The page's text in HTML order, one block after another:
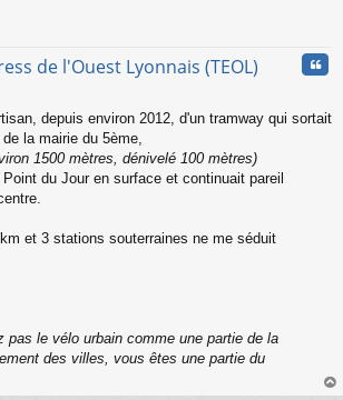
de l'Ouest Lyonnais (TEOL)
depuis environ 2012, d'un tramway qui sortait
la mairie du 5ème,
1500 mètres, dénivelé 100 mètres)
du Jour en surface et continuait pareil
et 3 stations souterraines ne me séduit
pas le vélo urbain comme une partie de la
des villes, vous êtes une partie du